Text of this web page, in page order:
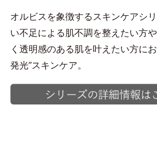
オルビスを象徴するスキンケアシ
い不足による肌不調を整えたい方
く透明感のある肌を叶えたい方に
発光”スキンケア。